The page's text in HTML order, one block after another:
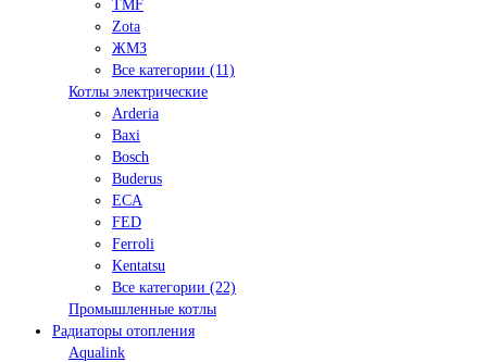
TMF
Zota
ЖМЗ
Все категории (11)
Котлы электрические
Arderia
Baxi
Bosch
Buderus
ECA
FED
Ferroli
Kentatsu
Все категории (22)
Промышленные котлы
Радиаторы отопления
Aqualink